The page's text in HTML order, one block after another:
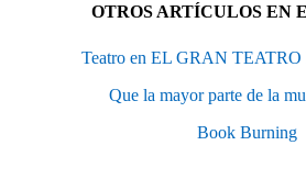
OTROS ARTÍCULOS EN
Teatro en EL GRAN
Que la mayor parte de la
Book Burning